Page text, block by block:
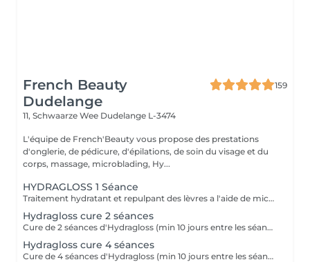
French Beauty
Dudelange
159
11, Schwaarze Wee Dudelange L-3474
L'équipe de French'Beauty vous propose des prestations
d'onglerie, de pédicure, d'épilations, de soin du visage et du
corps, massage, microblading, Hy...
HYDRAGLOSS 1 Séance
Traitement hydratant et repulpant des lèvres a l'aide de micro aiguilles et d'acide hyaluronique.
Hydragloss cure 2 séances
Cure de 2 séances d'Hydragloss (min 10 jours entre les séances pour un résultat optimal)
Hydragloss cure 4 séances
Cure de 4 séances d'Hydragloss (min 10 jours entre les séances pour un résultat optimal)